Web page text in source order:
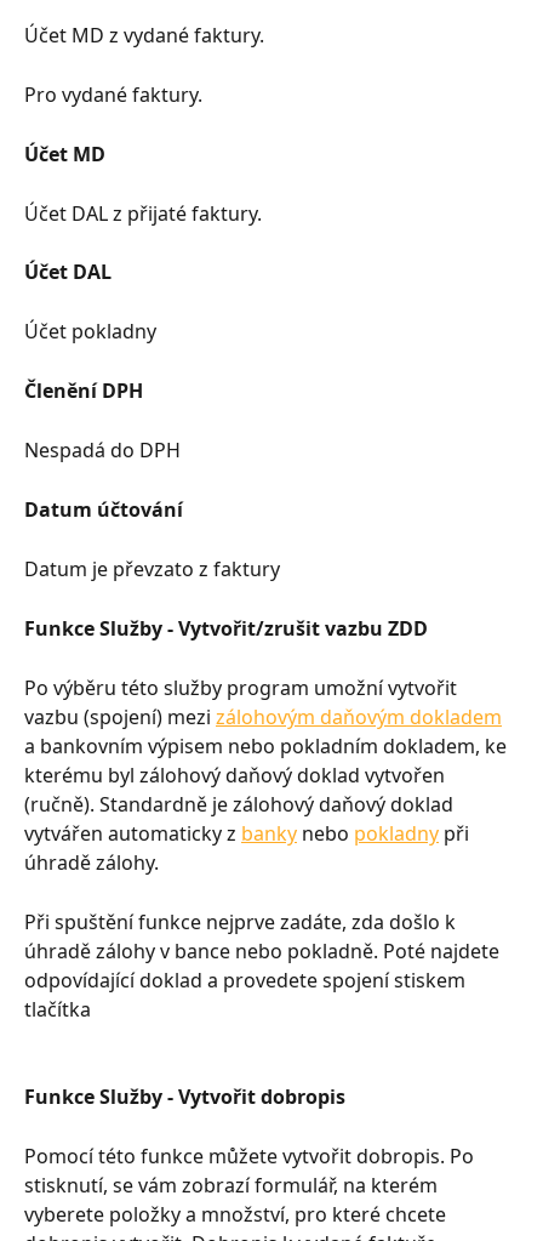
Účet MD z vydané faktury.
Pro vydané faktury.
Účet MD
Účet DAL z přijaté faktury.
Účet DAL
Účet pokladny
Členění DPH
Nespadá do DPH
Datum účtování
Datum je převzato z faktury
Funkce Služby - Vytvořit/zrušit vazbu ZDD
Po výběru této služby program umožní vytvořit
vazbu (spojení) mezi zálohovým daňovým dokladem
a bankovním výpisem nebo pokladním dokladem, ke
kterému byl zálohový daňový doklad vytvořen
(ručně). Standardně je zálohový daňový doklad
vytvářen automaticky z banky nebo pokladny při
úhradě zálohy.
Při spuštění funkce nejprve zadáte, zda došlo k
úhradě zálohy v bance nebo pokladně. Poté najdete
odpovídající doklad a provedete spojení stiskem
tlačítka
Funkce Služby - Vytvořit dobropis
Pomocí této funkce můžete vytvořit dobropis. Po
stisknutí, se vám zobrazí formulář, na kterém
vyberete položky a množství, pro které chcete